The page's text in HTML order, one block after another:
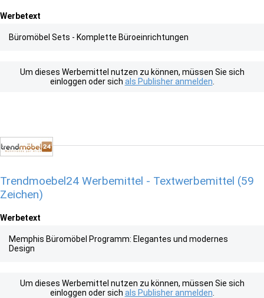
Werbetext
Büromöbel Sets - Komplette Büroeinrichtungen
Um dieses Werbemittel nutzen zu können, müssen Sie sich
einloggen oder sich als Publisher anmelden
Trendmoebel24 Werbemittel - Textwerbemittel (59
Zeichen)
Werbetext
Memphis Büromöbel Programm: Elegantes und modernes
Design
Um dieses Werbemittel nutzen zu können, müssen Sie sich
einloggen oder sich als Publisher anmelden